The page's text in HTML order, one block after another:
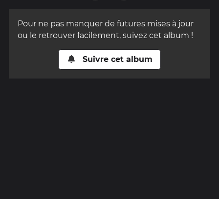
Pour ne pas manquer de futures mises à jour
ou le retrouver facilement, suivez cet album !
Suivre cet album